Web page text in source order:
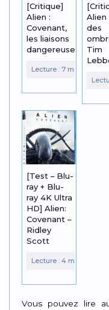
[Critique]
Alien :
Covenant,
les liaisons
dangereuses
Alien
des
Tim
[Test – Blu-
ray + Blu-
ray 4K Ultra
HD] Alien:
Covenant –
Ridley
Scott
Vous pouvez lire